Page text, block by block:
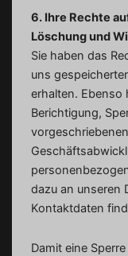
6. Ihre Rechte
Löschung und
Sie haben das
uns
erhalten. Ebenso
Berichtigung,
dazu an unseren
Kontaktdaten
Damit eine